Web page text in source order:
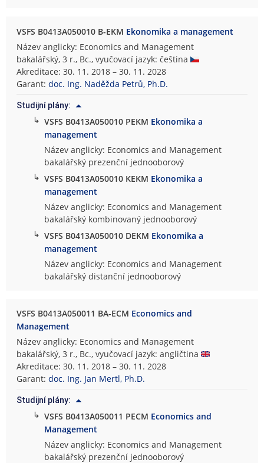
VSFS B0413A050010 B-EKM Ekonomika a management
Název anglicky: Economics and Management
bakalářský, 3 r., Bc., vyučovací jazyk: čeština
Akreditace: 30. 11. 2018 – 30. 11. 2028
Garant:doc. Ing. Naděžda Petrů, Ph.D.
Studijní plány:
↳ VSFS B0413A050010 PEKM Ekonomika a
management
Název anglicky: Economics and Management
bakalářský prezenční jednooborový
↳ VSFS B0413A050010 KEKM Ekonomika a
management
Název anglicky: Economics and Management
bakalářský kombinovaný jednooborový
↳ VSFS B0413A050010 DEKM Ekonomika a
management
Název anglicky: Economics and Management
bakalářský distanční jednooborový
VSFS B0413A050011 BA-ECM Economics and
Management
Název anglicky: Economics and Management
bakalářský, 3 r., Bc., vyučovací jazyk: angličtina
Akreditace: 30. 11. 2018 – 30. 11. 2028
Garant:doc. Ing. Jan Mertl, Ph.D.
Studijní plány:
↳ VSFS B0413A050011 PECM Economics and
Management
Název anglicky: Economics and Management
bakalářský prezenční jednooborový